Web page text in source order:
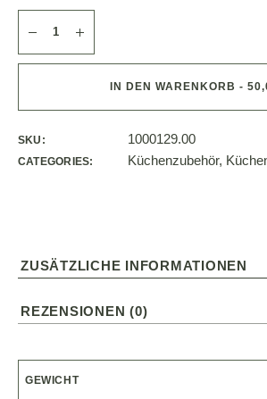
IN DEN WARENKORB -
SKU: 1000129.00
CATEGORIES: Küchenzubehör,
ZUSÄTZLICHE INFORMATIONEN
REZENSIONEN (0)
GEWICHT